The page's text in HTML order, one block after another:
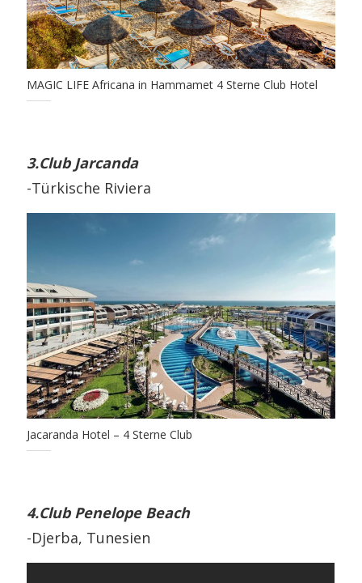
MAGIC LIFE Africana in Hammamet 4 Sterne Club Hotel
3.Club Jarcanda
-Türkische Riviera
Jacaranda Hotel – 4 Sterne Club
4.Club Penelope Beach
-Djerba, Tunesien